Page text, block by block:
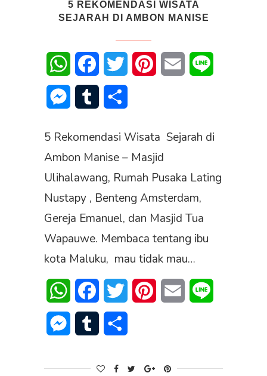
5 REKOMENDASI WISATA
SEJARAH DI AMBON MANISE
WhatsAppFacebookTwitter PinterestEmail
Messenger
Tumblr
5 Rekomendasi Wisata Sejarah di
Ambon Manise – Masjid
Ulihalawang, Rumah Pusaka Lating
Nustapy , Benteng Amsterdam,
Gereja Emanuel, dan Masjid Tua
Wapauwe. Membaca tentang ibu
kota Maluku, mau tidak mau…
WhatsAppFacebookTwitter PinterestEmail
Messenger
Tumblr